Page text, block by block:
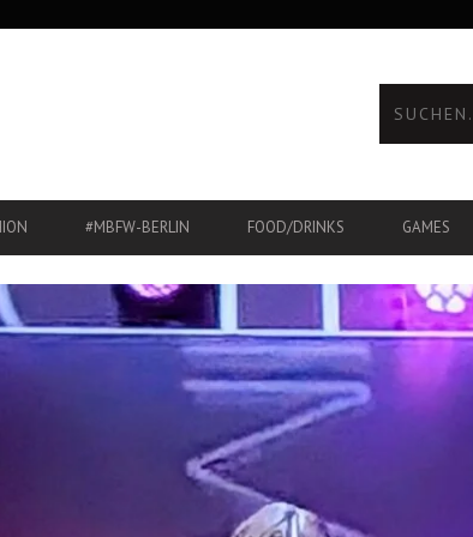
#MBFW-BERLIN FOOD/DRINKS GAMES